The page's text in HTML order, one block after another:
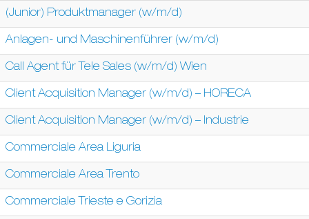
(Junior) Produktmanager (w/m/d)
Anlagen- und Maschinenführer (w/m/d)
Call Agent für Tele Sales (w/m/d) Wien
Client Acquisition Manager (w/m/d) – HORECA
Client Acquisition Manager (w/m/d) – Industrie
Commerciale Area Liguria
Commerciale Area Trento
Commerciale Trieste e Gorizia